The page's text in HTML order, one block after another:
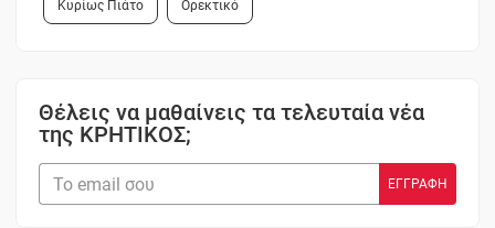
Κυρίως Πιάτο Ορεκτικό
Θέλεις να μαθαίνεις τα τελευταία νέα
της ΚΡΗΤΙΚΟΣ;